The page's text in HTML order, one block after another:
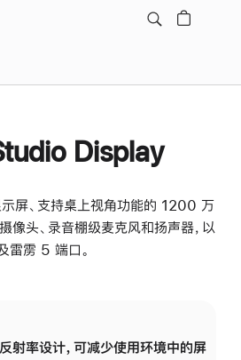
Display
屏、支持桌上视角功能的 1200 万
头、录音棚级麦克风和扬声器，以
雷雳 5 端口。
射率设计，可减少使用环境中的屏